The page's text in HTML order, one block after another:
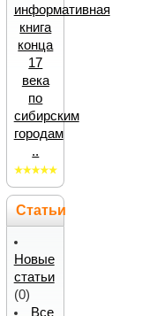
информативная
книга
конца
17
века
по
сибирским
городам
..
Статьи
Новые
статьи
(0)
Все